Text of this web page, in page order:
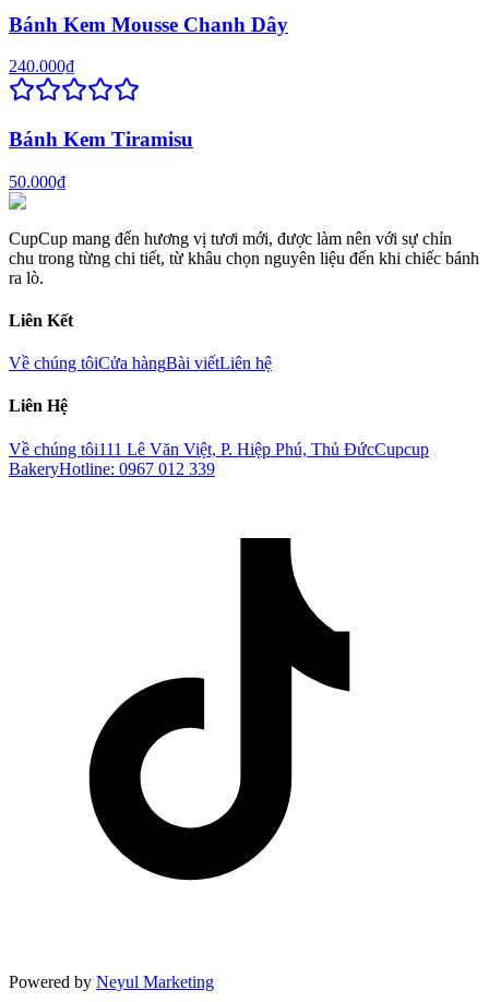
Bánh Kem Mousse Chanh Dây
240.000₫
Bánh Kem Tiramisu
50.000₫
CupCup mang đến hương vị tươi mới, được làm nên với sự chỉn
chu trong từng chi tiết, từ khâu chọn nguyên liệu đến khi chiếc bánh
ra lò.
Liên Kết
Về chúng tôiCửa hàngBài viếtLiên hệ
Liên Hệ
Về chúng tôi111 Lê Văn Việt, P. Hiệp Phú, Thủ ĐứcCupcup
BakeryHotline: 0967 012 339
Powered by Neyul Marketing